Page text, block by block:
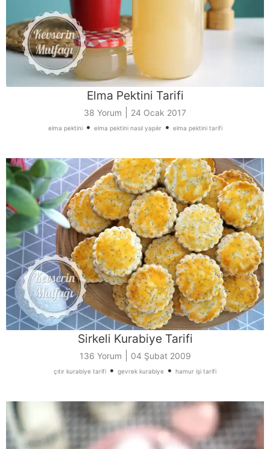
Elma Pektini Tarifi
38 Yorum 24 Ocak 2017
elma pektini• elma pektini nasıl yapılır• elma pektini tarifi
Sirkeli Kurabiye Tarifi
136 Yorum 04 Şubat 2009
çıtır kurabiye tarifi • gevrek kurabiye • hamur işi tarifi